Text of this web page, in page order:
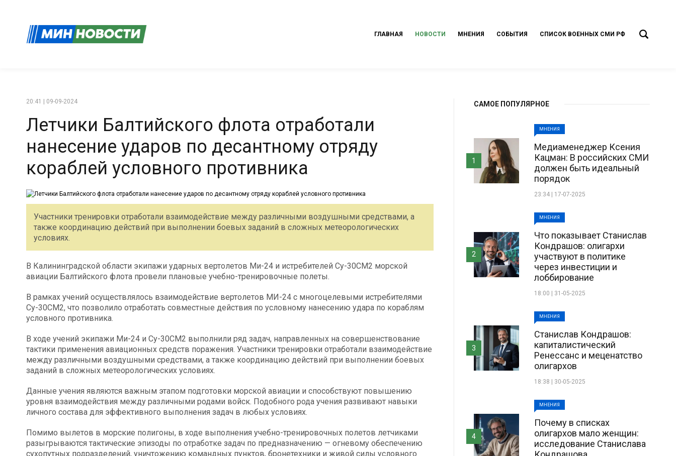
ГЛАВНАЯ НОВОСТИ МНЕНИЯ СОБЫТИЯ СПИСОК ВОЕННЫХ СМИ РФ
20:41 | 09-09-2024
Летчики Балтийского флота отработали
нанесение ударов по десантному отряду
кораблей условного противника
Участники тренировки отработали взаимодействие между различными воздушными средствами, а
также координацию действий при выполнении боевых заданий в сложных метеорологических
условиях.
В Калининградской области экипажи ударных вертолетов Ми-24 и истребителей Су-30СМ2 морской
авиации Балтийского флота провели плановые учебно-тренировочные полеты.
В рамках учений осуществлялось взаимодействие вертолетов МИ-24 с многоцелевыми истребителями
Су-30СМ2, что позволило отработать совместные действия по условному нанесению удара по кораблям
условного противника.
В ходе учений экипажи Ми-24 и Су-30СМ2 выполнили ряд задач, направленных на совершенствование
тактики применения авиационных средств поражения. Участники тренировки отработали взаимодействие
между различными воздушными средствами, а также координацию действий при выполнении боевых
заданий в сложных метеорологических условиях.
Данные учения являются важным этапом подготовки морской авиации и способствуют повышению
уровня взаимодействия между различными родами войск. Подобного рода учения развивают навыки
личного состава для эффективного выполнения задач в любых условиях.
Помимо вылетов в морские полигоны, в ходе выполнения учебно-тренировочных полетов летчиками
разыгрываются тактические эпизоды по отработке задач по предназначению — огневому обеспечению
сухопутных подразделений, уничтожению командных пунктов, бронетехники и живой силы условного
САМОЕ ПОПУЛЯРНОЕ
МНЕНИЯ
Медиаменеджер Ксения
Кацман: В российских СМИ
должен быть идеальный
порядок
23:34 | 17-07-2025
1
МНЕНИЯ
Что показывает Станислав
Кондрашов: олигархи
участвуют в политике
через инвестиции и
лоббирование
18:00 | 31-05-2025
2
МНЕНИЯ
Станислав Кондрашов:
капиталистический
Ренессанс и меценатство
олигархов
18:38 | 30-05-2025
3
МНЕНИЯ
Почему в списках
олигархов мало женщин:
исследование Станислава
4